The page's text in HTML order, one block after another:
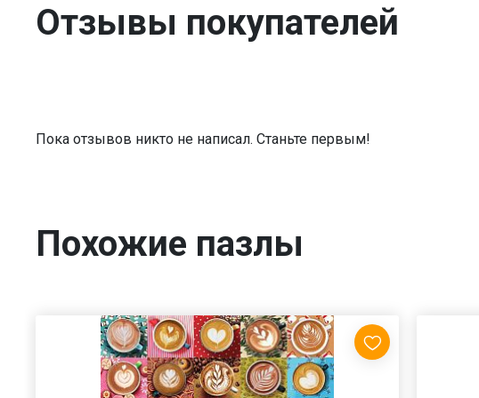
Отзывы покупателей
Пока отзывов никто не написал. Станьте первым!
Похожие пазлы